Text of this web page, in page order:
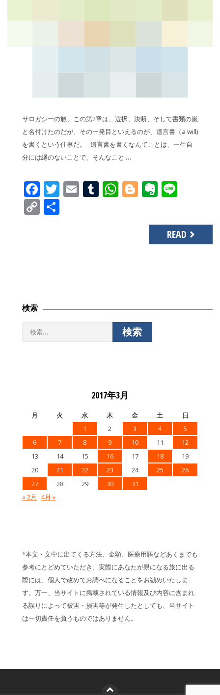
サロガシーの旅、この第2章は、選択、決断、そして書類の嵐
と名付けたのだが、その一発目といえるのが、遺言書（a will)
を書くという仕事だ。 遺言書を書くなんてことは、一生自
分には縁のないことで、そんなこと …
Facebook
Twitter
EmailTumblr
WhatsApp
Blogger
Copy
READ
検索
2017年3月
月 火 水 木 金 土
日
1
2 3 4
5
6
7 8 9 10 11
12
13
14 15 16 17 18
19
20
21 22 23 24 25
26
27
28 29 30
31
« 2月
4月 »
*本文・文中に出てくる方法、金額、医療用語などあくまでも
参考にとどめていただき、実際にあなたが親になる旅に出る
際には、個人で改めてお調べになることをお勧めいたしま
す。万一、当サイトに掲載されている情報及び内容に含まれ
る誤りによって被害・損害等が発生したとしても、当サイト
は一切責任を負うものではありません。